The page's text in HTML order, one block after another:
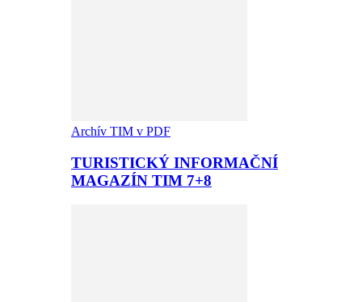
Archív TIM v PDF
TURISTICKÝ INFORMAČNÍ
MAGAZÍN TIM 7+8